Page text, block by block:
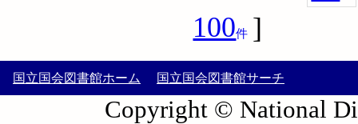
100件 ]
国立国会図書館ホーム 国立国会図書館サーチ
Copyright © National